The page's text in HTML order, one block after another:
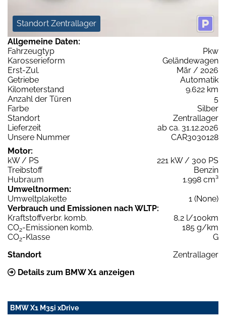
Standort Zentrallager
Allgemeine Daten:
Fahrzeugtyp
Pkw
Karosserieform
Geländewagen
Erst-Zul.
Mär / 2026
Getriebe
Automatik
Kilometerstand
9.622 km
Anzahl der Türen
5
Farbe
Silber
Standort
Zentrallager
Lieferzeit
ab ca. 31.12.2026
Unsere Nummer
CAR3030128
Motor:
kW / PS
221 kW / 300 PS
Treibstoff
Benzin
Hubraum
1.998 cm³
Umweltnormen:
Umweltplakette
1 (None)
Verbrauch und Emissionen nach WLTP:
Kraftstoffverbr. komb.
8,2 l/100km
CO2-Emissionen komb.
185 g/km
CO2-Klasse
G
Standort
Zentrallager
Details zum BMW X1 anzeigen
BMW X1 M35i xDrive